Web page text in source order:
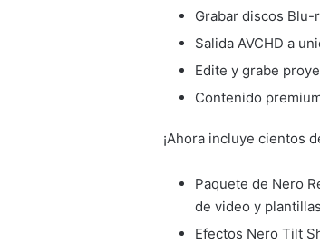
Grabar discos
Salida AVCHD a
Edite y grabe
Contenido
¡Ahora incluye cientos
Paquete de Nero
de video y
Efectos Nero Tilt